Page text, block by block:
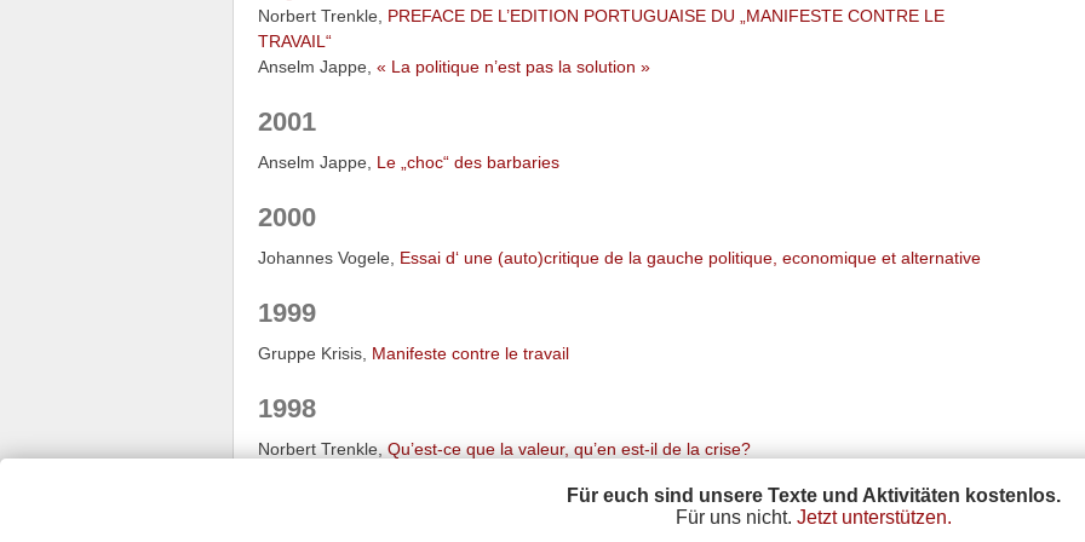
Norbert Trenkle, PREFACE DE L’EDITION PORTUGUAISE DU „MANIFESTE CONTRE LE
TRAVAIL“
Anselm Jappe, « La politique n’est pas la solution »
2001
Anselm Jappe, Le „choc“ des barbaries
2000
Johannes Vogele, Essai d‘ une (auto)critique de la gauche politique, economique et alternative
1999
Gruppe Krisis, Manifeste contre le travail
1998
Norbert Trenkle, Qu’est-ce que la valeur, qu’en est-il de la crise?
Für euch sind unsere Texte und Aktivitäten kostenlos.
Für uns nicht. Jetzt unterstützen.